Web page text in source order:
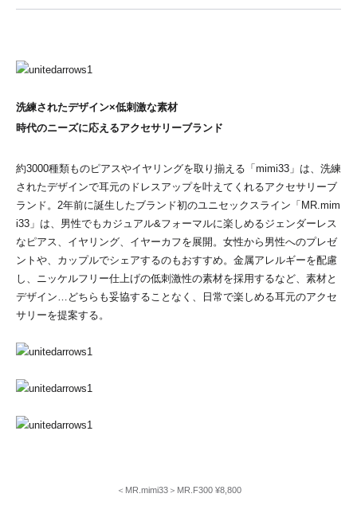
洗練されたデザイン×低刺激な素材
時代のニーズに応えるアクセサリーブランド
約3000種類ものピアスやイヤリングを取り揃える「mimi33」は、洗練
されたデザインで耳元のドレスアップを叶えてくれるアクセサリーブ
ランド。2年前に誕生したブランド初のユニセックスライン「MR.mim
i33」は、男性でもカジュアル&フォーマルに楽しめるジェンダーレス
なピアス、イヤリング、イヤーカフを展開。女性から男性へのプレゼ
ントや、カップルでシェアするのもおすすめ。金属アレルギーを配慮
し、ニッケルフリー仕上げの低刺激性の素材を採用するなど、素材と
デザイン…どちらも妥協することなく、日常で楽しめる耳元のアクセ
サリーを提案する。
＜MR.mimi33＞MR.F300 ¥8,800